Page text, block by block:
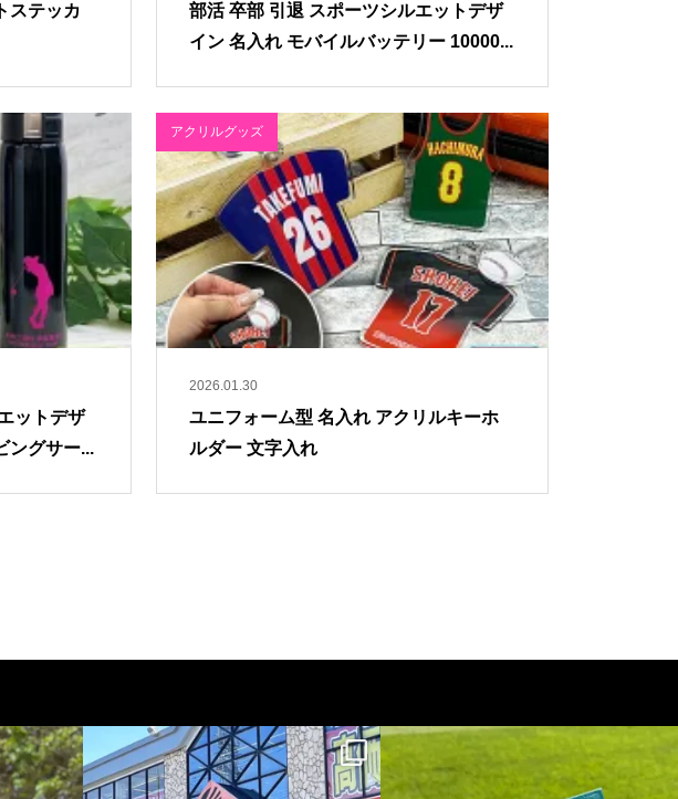
ステッカ
部活 卒部 引退 スポーツシルエットデザ
イン 名入れ モバイルバッテリー 10000...
ットデザ
ングサー...
2026.01.30
ユニフォーム型 名入れ アクリルキーホ
ルダー 文字入れ
アクリルグッズ